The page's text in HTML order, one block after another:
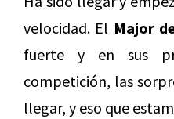
velocidad. El Major
fuerte y en sus
competición, las
llegar, y eso que